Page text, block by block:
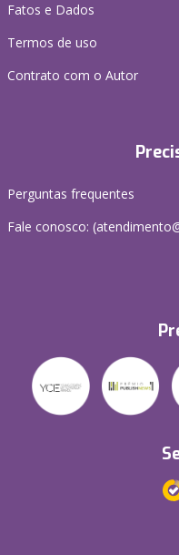
Fatos e Dados
Termos de uso
Contrato com o Autor
Perguntas frequentes
Fale conosco: